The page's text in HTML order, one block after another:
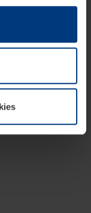
om de är
webbplatsen.
eller återkalla i